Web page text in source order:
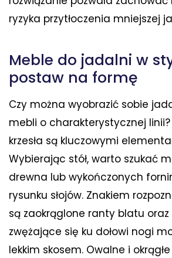
ryzyka przytłoczenia mniejszej
Meble do jadalni w
postaw na formę
Czy można wyobrazić sobie
mebli o charakterystycznej linii?
krzesła są kluczowymi
Wybierając stół, warto szukać
drewna lub wykończonych
rysunku słojów. Znakiem
są zaokrąglone ranty blatu oraz
zwężające się ku dołowi nogi
lekkim skosem. Owalne i